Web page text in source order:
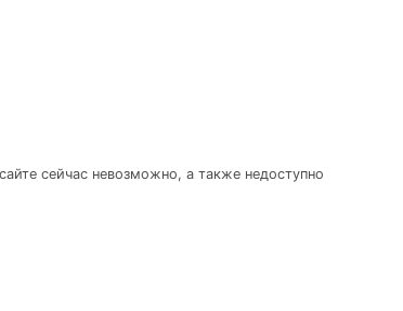
сейчас невозможно, а также недоступно